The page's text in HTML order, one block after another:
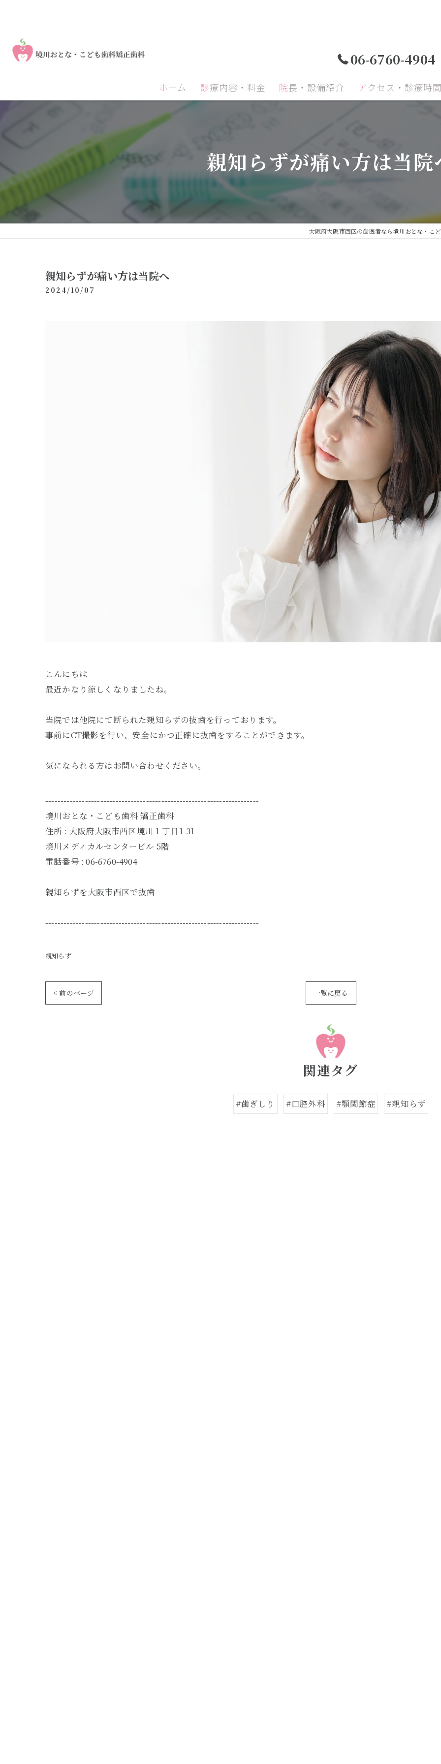
06-6760-4904
ホーム 診療内容・料金
顎関節症 予防治療 口腔
再生療法
入れ歯治療
院長・設備紹介 アクセス・診療時間
親知らずが痛い方は当院
大阪府大阪市西区の歯医者なら境川おとな・こ
親知らずが痛い方は当院へ
2024/10/07
こんにちは
最近かなり涼しくなりましたね。
当院では他院にて断られた親知らずの抜歯を行っております。
事前にCT撮影を行い、安全にかつ正確に抜歯をすることができます。
気になられる方はお問い合わせください。
----------------------------------------------------------------------
境川おとな・こども歯科 矯正歯科
住所 : 大阪府大阪市西区境川１丁目1-31
境川メディカルセンタービル 5階
電話番号 :06-6760-4904
親知らずを大阪市西区で抜歯
----------------------------------------------------------------------
親知らず
< 前のページ 一覧に戻る
関連タグ
#歯ぎしり #口腔外科 #顎関節症 #親知らず